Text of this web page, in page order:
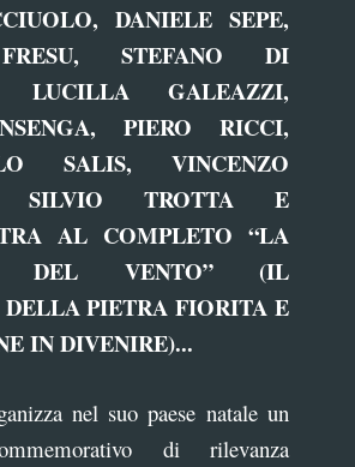
DANIELE SEPE,
STEFANO DI
LUCILLA GALEAZZI,
PIERO RICCI,
SALIS, VINCENZO
SILVIO TROTTA E
AL COMPLETO “LA
DEL VENTO” (IL
PIETRA FIORITA E
IN DIVENIRE)...
nel suo paese natale un
di rilevanza